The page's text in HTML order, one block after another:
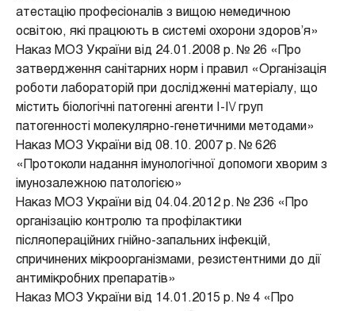
атестацію професіоналів з вищою немедичною
освітою, які працюють в системі охорони здоров’я»
Наказ МОЗ України від 24.01.2008 р. № 26 «Про
затвердження санітарних норм і правил «Організація
роботи лабораторій при дослідженні матеріалу, що
містить біологічні патогенні агенти І-І\/ груп
патогенності молекулярно-генетичними методами»
Наказ МОЗ України від 08.10. 2007 р. № 626
«Протоколи надання імунологічної допомоги хворим з
імунозалежною патологією»
Наказ МОЗ України від 04.04.2012 р. № 236 «Про
організацію контролю та профілактики
післяопераційних гнійно-запальних інфекцій,
спричинених мікроорганізмами, резистентними до дії
антимікробних препаратів»
Наказ МОЗ України від 14.01.2015 р. № 4 «Про